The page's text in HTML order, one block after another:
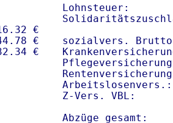
€
€
Lohnsteuer:
sozialvers.
Z-Vers. VBL:
Abzüge gesamt: